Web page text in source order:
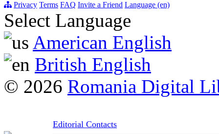
Privacy Terms FAQ Invite a Friend Language (en)
Select Language
American English
British English
© 2026 Romania Digital
Editorial Contacts